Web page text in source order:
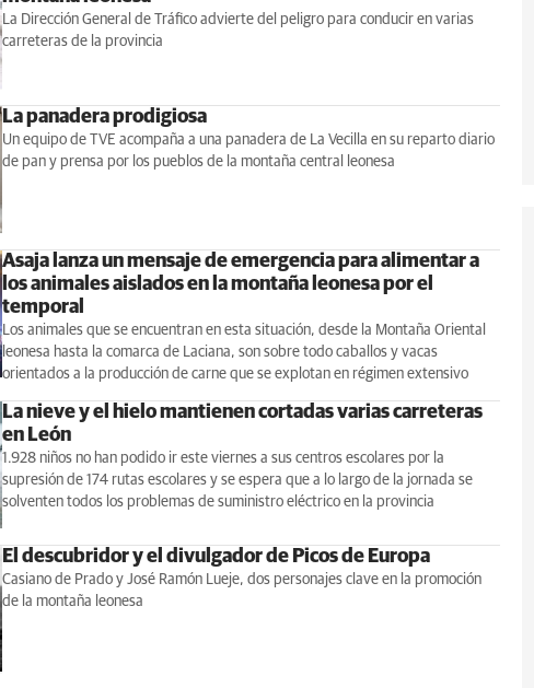
La Dirección General de Tráfico advierte del peligro para conducir en varias
carreteras de la provincia
La panadera prodigiosa
Un equipo de TVE acompaña a una panadera de La Vecilla en su reparto diario
de pan y prensa por los pueblos de la montaña central leonesa
Asaja lanza un mensaje de emergencia para alimentar a
los animales aislados en la montaña leonesa por el
temporal
Los animales que se encuentran en esta situación, desde la Montaña Oriental
leonesa hasta la comarca de Laciana, son sobre todo caballos y vacas
orientados a la producción de carne que se explotan en régimen extensivo
La nieve y el hielo mantienen cortadas varias carreteras
en León
1.928 niños no han podido ir este viernes a sus centros escolares por la
supresión de 174 rutas escolares y se espera que a lo largo de la jornada se
solventen todos los problemas de suministro eléctrico en la provincia
El descubridor y el divulgador de Picos de Europa
Casiano de Prado y José Ramón Lueje, dos personajes clave en la promoción
de la montaña leonesa